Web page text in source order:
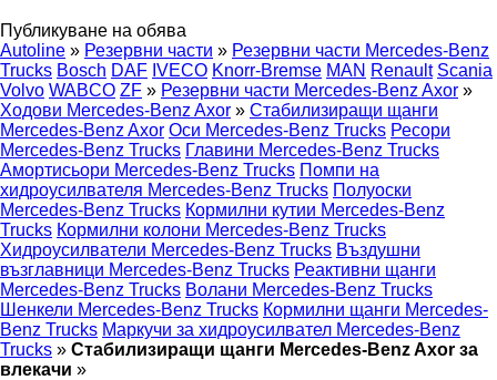
Публикуване на обява
Autoline » Резервни части » Резервни части Mercedes-Benz
Trucks Bosch DAF IVECO Knorr-Bremse MAN Renault Scania
Volvo WABCO ZF » Резервни части Mercedes-Benz Axor »
Ходови Mercedes-Benz Axor » Стабилизиращи щанги
Mercedes-Benz Axor Оси Mercedes-Benz Trucks Ресори
Mercedes-Benz Trucks Главини Mercedes-Benz Trucks
Амортисьори Mercedes-Benz Trucks Помпи на
хидроусилвателя Mercedes-Benz Trucks Полуоски
Mercedes-Benz Trucks Кормилни кутии Mercedes-Benz
Trucks Кормилни колони Mercedes-Benz Trucks
Хидроусилватели Mercedes-Benz Trucks Въздушни
възглавници Mercedes-Benz Trucks Реактивни щанги
Mercedes-Benz Trucks Волани Mercedes-Benz Trucks
Шенкели Mercedes-Benz Trucks Кормилни щанги Mercedes-
Benz Trucks Маркучи за хидроусилвател Mercedes-Benz
Trucks » Стабилизиращи щанги Mercedes-Benz Axor за
влекачи »